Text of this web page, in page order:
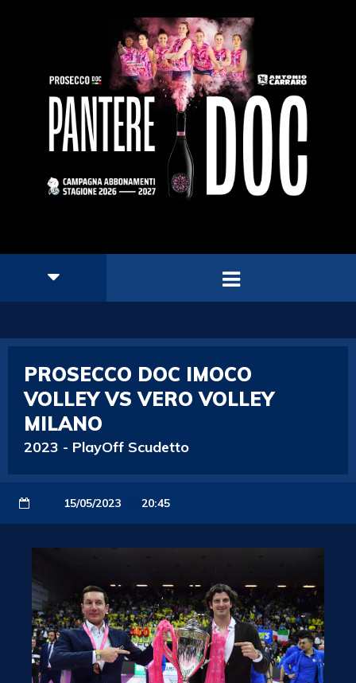
PROSECCO DOC IMOCO
VOLLEY VS VERO VOLLEY
MILANO
2023 - PlayOff Scudetto
15/05/2023 20:45